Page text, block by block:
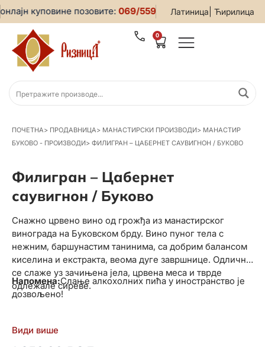
Латиница Ћирилица
куповине позовите:069/5599-019• За све
0
ПОЧЕТНА> ПРОДАВНИЦА> МАНАСТИРСКИ ПРОИЗВОДИ> МАНАСТИР
БУКОВО - ПРОИЗВОДИ> ФИЛИГРАН – ЦАБЕРНЕТ САУВИГНОН / БУКОВО
Филигран – Цабернет
саувигнон / Буково
Снажно црвено вино од грожђа из манастирског
винограда на Буковском брду. Вино пуног тела с
нежним, баршунастим танинима, са добрим балансом
киселина и екстракта, веома дуге завршнице. Одлично
се слаже уз зачињена јела, црвена меса и тврде
одлежале сиреве.
Напомена:Слање алкохолних пића у иностранство је
дозвољено!
Види више